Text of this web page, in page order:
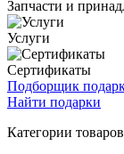
Запчасти и
Услуги
Сертификаты
Подборщик
Найти подарки
Категории товаров